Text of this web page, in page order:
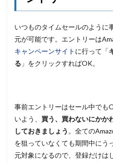
いつものタイムセールのように
元が可能です。エントリーは
キャンペーンサイト に行って「
る 」をクリックすればOK。
事前エントリーはセール中でも
いよう、 買う、買わないにかか
しておきましょう 。全ての
を狙っていなくても期間中にう
元対象になるので、登録だけは